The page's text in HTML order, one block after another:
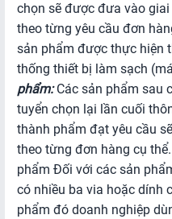
chọn sẽ được đưa vào
theo từng yêu cầu đơn
sản phẩm được thực hiện
thống thiết bị làm sạch
phẩm:Các sản phẩm sau
tuyển chọn lại lần cuối
thành phẩm đạt yêu cầu
theo từng đơn hàng cụ
phẩm Đối với các sản
có nhiều ba via hoặc dính
phẩm đó doanh nghiệp